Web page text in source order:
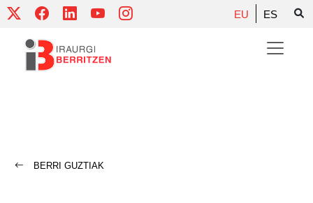
Skip
content
EU ES
BERRI GUZTIAK